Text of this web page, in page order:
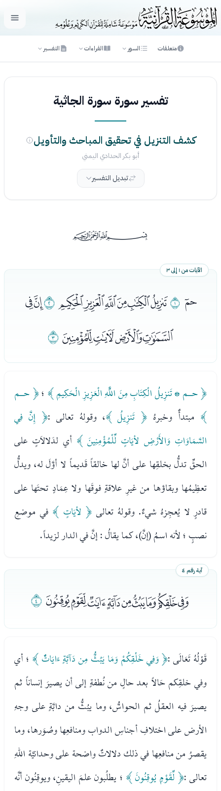
فتح
متعلقات السور القراءات التفسير
تفسير سورة سورة الجاثية
كشف التنزيل في تحقيق المباحث والتأويل
أبو بكر الحدادي اليمني
تبديل التفسير
ﰡ
الآيات من ١ إلى ٣
ﭑﭒﭓﭔﭕﭖﭗﭘﭙﭚﭛ
ﭜﭝﭞﭟﭠ
﴿ حـم * تَنزِيلُ الْكِتَابِ مِنَ اللَّهِ الْعَزِيزِ الْحَكِيمِ ﴾ ؛﴿ حـم
﴾ مبتدأٌ وخبرهُ ﴿ تَنزِيلُ ﴾، وقولهُ تعالى :﴿ إِنَّ فِي
السَّمَاوَاتِ وَالأَرْضِ لأيَاتٍ لِّلْمُؤْمِنِينَ ﴾ أي لدَلالاَتٍ على
الحقِّ تدلُّ بخلقِها على أنَّ لها خالقاً قَديماً لا أوَّلَ له، ويدلُّ
تعظِيمُها وبقاؤها من غيرِ علاقةٍ فوقَها ولا عِمَادٍ تحتَها على
قادرٍ لا يُعجِزهُ شيءٌ. وقولهُ تعالى ﴿ لأيَاتٍ ﴾ في موضعِ
نصبٍ ؛ لأنه اسمُ (إنَّ)، كما يقالُ : إنَّ في الدار لزيداً.
آية رقم ٤
ﭡﭢﭣﭤﭥﭦﭧﭨﭩﭪ
قَوْلُهُ تَعَالَى :﴿ وَفِي خَلْقِكُمْ وَمَا يَبُثُّ مِن دَآبَّةٍ ءَايَاتٌْ ﴾ ؛ أي
وفي خلقِكم حَالاً بعد حالٍ من نُطفةٍ إلى أن يصيرَ إنساناً ثم
يصيرَ فيه العقلُ ثم الحواسُّ، وما يبُثُّ من دابَّةٍ على وجهِ
الأرض على اختلافِ أجناسِ الدواب ومنافعِها وصُوَرها، وما
يقصرُ من منافعِها في ذلك دلالاتٌ واضحة على وحدانيَّة اللهِ
تعالى :﴿ لِّقَوْمٍ يُوقِنُونَ ﴾ ؛ يطلُبون علمَ اليقينِ، ويوقِنُون أنَّه